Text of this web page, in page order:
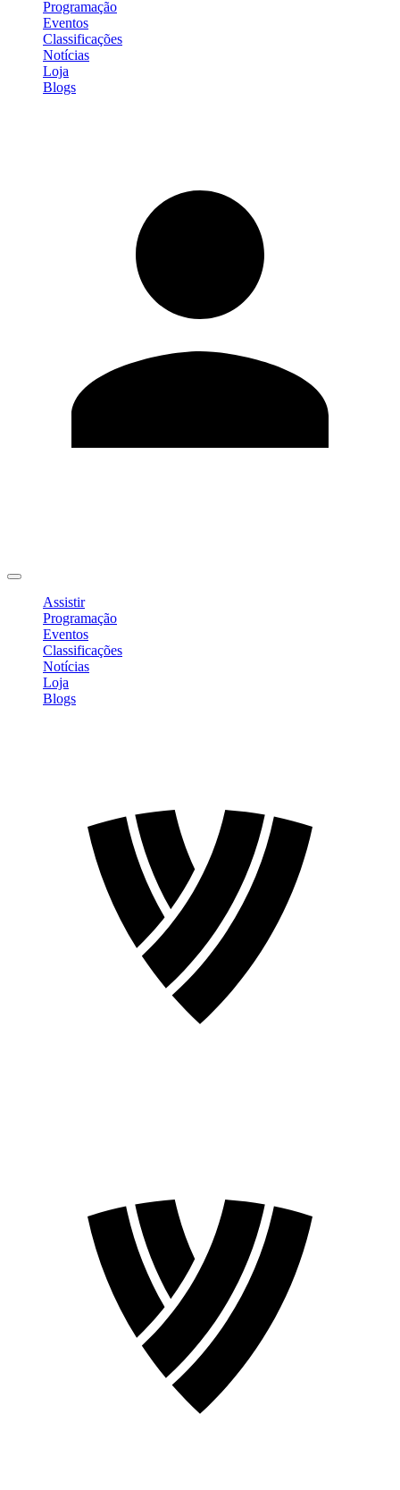
Programação
Eventos
Classificações
Notícias
Loja
Blogs
Assistir
Programação
Eventos
Classificações
Notícias
Loja
Blogs